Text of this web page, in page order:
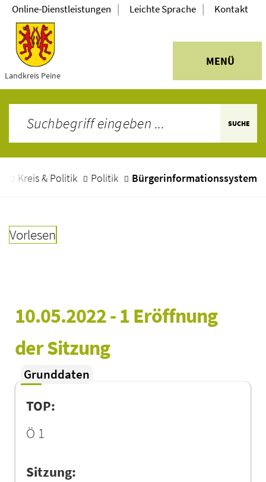
Landkreis Peine
MENÜ
Online-Dienstleistungen | Leichte Sprache | Kontakt
SUCHE
Kreis & Politik Politik Bürgerinformationssystem
Vorlesen
10.05.2022 - 1 Eröffnung
der Sitzung
Grunddaten
TOP:
Ö 1
Sitzung: